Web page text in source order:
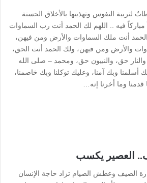
النفوس وتهذيبها بالأخلاق الحسنة
مباركاً فيه .. اللهم لك الحمد أنت رب السماوات
أنت ملك السماوات والأرض ومن فيهن،
والأرض ومن فيهن، ولك الحمد أنت الحق،
حق، والنبيون حق، ومحمد – صلى الله
وبك آمنا، وعليك توكلنا وبك خاصمنا،
قدمنا وما أخرنا إنه…
العصير يكسب
الصيف وعطش الصيام تزاد حاجة الإنسان